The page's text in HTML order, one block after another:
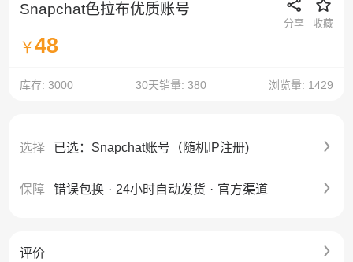
Snapchat色拉布优质账号
分享 收藏
￥48
库存: 3000 30天销量: 380 浏览量: 1429
选择 已选：Snapchat账号（随机IP注册)
保障 错误包换 · 24小时自动发货 · 官方渠道
评价